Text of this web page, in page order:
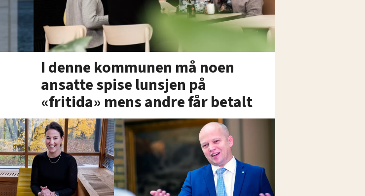
I denne kommunen må noen
ansatte spise lunsjen på
«fritida» mens andre får betalt